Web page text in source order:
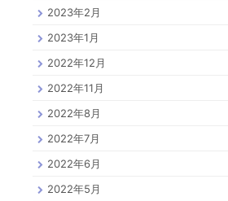
2023年2月
2023年1月
2022年12月
2022年11月
2022年8月
2022年7月
2022年6月
2022年5月